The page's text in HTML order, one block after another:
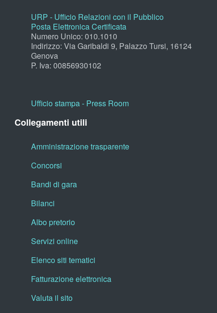
URP - Ufficio Relazioni con il Pubblico
Posta Elettronica Certificata
Numero Unico: 010.1010
Indirizzo: Via Garibaldi 9, Palazzo Tursi, 16124
Genova
P. Iva: 00856930102
Ufficio stampa - Press Room
Collegamenti utili
Amministrazione trasparente
Concorsi
Bandi di gara
Bilanci
Albo pretorio
Servizi online
Elenco siti tematici
Fatturazione elettronica
Valuta il sito